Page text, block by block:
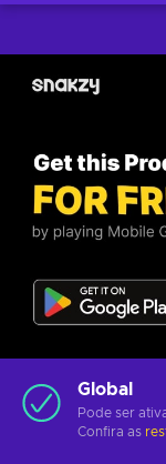
Global
Pode ser
Confira as